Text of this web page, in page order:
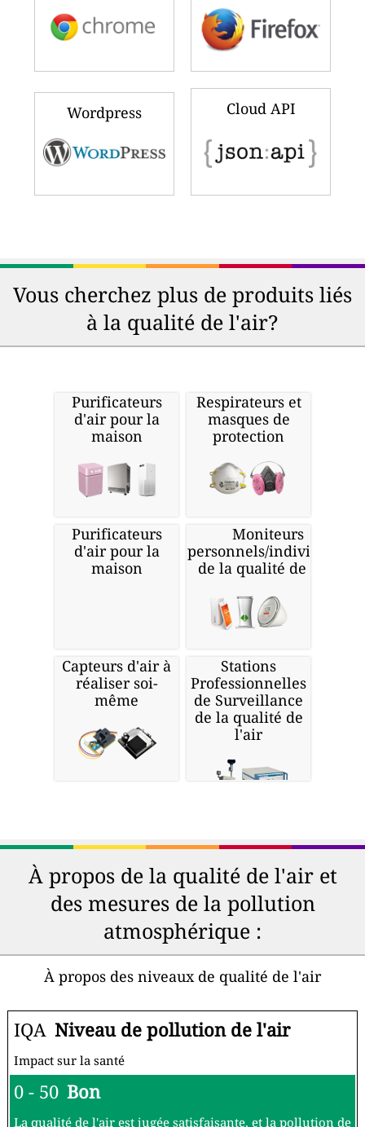
Wordpress Cloud API
Vous cherchez plus de produits liés
à la qualité de l'air?
Purificateurs
d'air pour la
maison
Respirateurs et
masques de
protection
Purificateurs
d'air pour la
maison
Moniteurs
personnels/individuels
de la qualité de l'air
Capteurs d'air à
réaliser soi-
même
Stations
Professionnelles
de Surveillance
de la qualité de
l'air
À propos de la qualité de l'air et
des mesures de la pollution
atmosphérique :
À propos des niveaux de qualité de l'air
IQA Niveau de pollution de l'air
Impact sur la santé
0 - 50 Bon
La qualité de l'air est jugée satisfaisante, et la pollution de